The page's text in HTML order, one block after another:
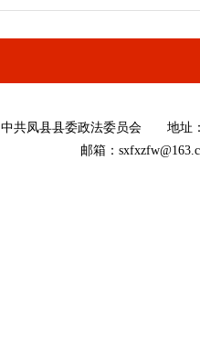
中共凤县县委政法委员会 地址
邮箱：